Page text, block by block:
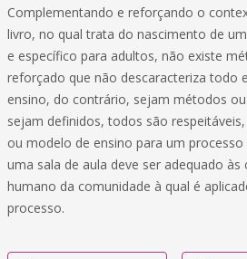
Complementando e reforçando o
livro, no qual trata do nascimento de
e específico para adultos, não existe
reforçado que não descaracteriza todo
ensino, do contrário, sejam métodos
sejam definidos, todos são
ou modelo de ensino para um
uma sala de aula deve ser adequado
humano da comunidade à qual é
processo.